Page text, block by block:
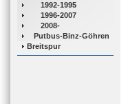
1992-1995
1996-2007
2008-
Putbus-Binz-Göhren
Breitspur